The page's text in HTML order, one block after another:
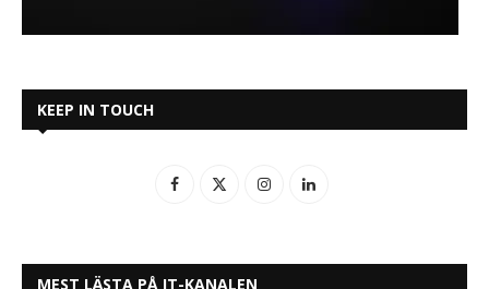
KEEP IN TOUCH
MEST LÄSTA PÅ IT-KANALEN